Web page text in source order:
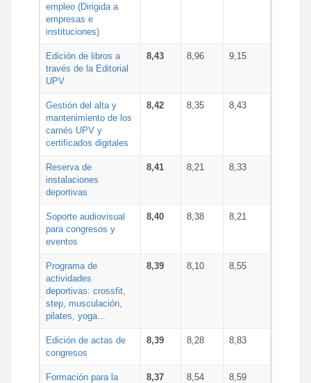
empleo (Dirigida a
empresas e
instituciones)
Edición de libros a
través de la Editorial
UPV
8,43 8,96 9,15
Gestión del alta y
mantenimiento de los
carnés UPV y
certificados digitales
8,42 8,35 8,43
Reserva de
instalaciones
deportivas
8,41 8,21 8,33
Soporte audiovisual
para congresos y
eventos
8,40 8,38 8,21
Programa de
actividades
deportivas: crossfit,
step, musculación,
pilates, yoga...
8,39 8,10 8,55
Edición de actas de
congresos
8,39 8,28 8,83
Formación para la
8,37 8,54 8,59